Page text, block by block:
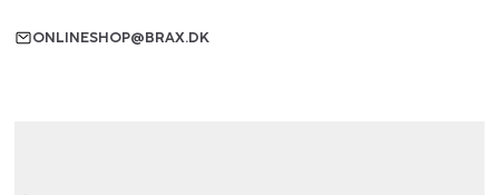
ONLINESHOP@BRAX.DK